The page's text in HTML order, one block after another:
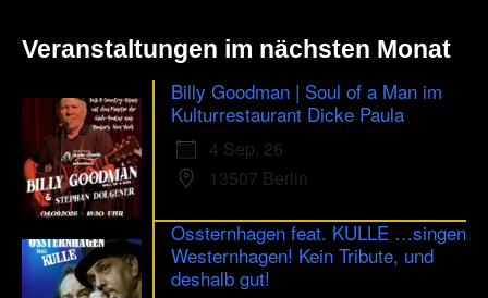
Veranstaltungen im nächsten Monat
Billy Goodman | Soul of a Man im
Kulturrestaurant Dicke Paula
4 Sep. 26
13507 Berlin
Ossternhagen feat. KULLE …singen
Westernhagen! Kein Tribute, und
deshalb gut!